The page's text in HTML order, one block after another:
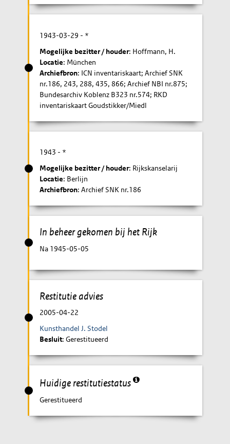
1943-03-29 - *
Mogelijke bezitter / houder: Hoffmann, H.
Locatie: München
Archiefbron: ICN inventariskaart; Archief SNK
nr.186, 243, 288, 435, 866; Archief NBI nr.875;
Bundesarchiv Koblenz B323 nr.574; RKD
inventariskaart Goudstikker/Miedl
1943 - *
Mogelijke bezitter / houder: Rijkskanselarij
Locatie: Berlijn
Archiefbron: Archief SNK nr.186
In beheer gekomen bij het Rijk
Na 1945-05-05
Restitutie advies
2005-04-22
Kunsthandel J. Stodel
Besluit: Gerestitueerd
Huidige restitutiestatus
Gerestitueerd